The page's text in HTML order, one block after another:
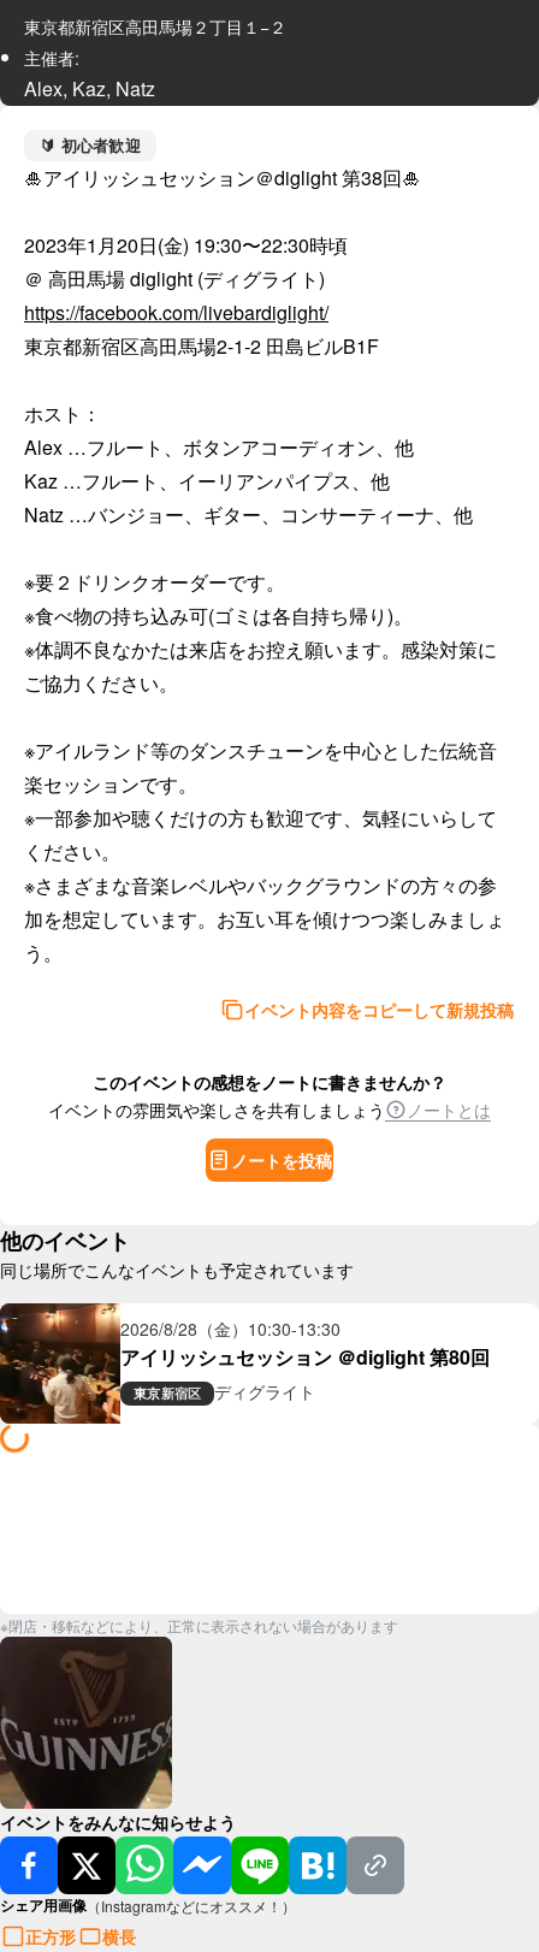
東京都新宿区高田馬場２丁目１−２
主催者:
Alex, Kaz, Natz
🔰 初心者歓迎
🎍アイリッシュセッション＠diglight 第38回🎍
2023年1月20日(金) 19:30〜22:30時頃
https://facebook.com/livebardiglight/
東京都新宿区高田馬場2-1-2 田島ビルB1F
ホスト：
Alex …フルート、ボタンアコーディオン、他
Kaz …フルート、イーリアンパイプス、他
Natz …バンジョー、ギター、コンサーティーナ、他
※要２ドリンクオーダーです。
※食べ物の持ち込み可(ゴミは各自持ち帰り)。
※体調不良なかたは来店をお控え願います。感染対策に
ご協力ください。
※アイルランド等のダンスチューンを中心とした伝統音
楽セッションです。
※一部参加や聴くだけの方も歓迎です、気軽にいらして
ください。
※さまざまな音楽レベルやバックグラウンドの方々の参
加を想定しています。お互い耳を傾けつつ楽しみましょ
う。
イベント内容をコピーして新規投稿
このイベントの感想をノートに書きませんか？
イベントの雰囲気や楽しさを共有しましょう
ノートとは
ノートを投稿
他のイベント
同じ場所でこんなイベントも予定されています
2026/8/28（金） 10:30-13:30
アイリッシュセッション ＠diglight 第80回
東京新宿区 ディグライト
※閉店・移転などにより、正常に表示されない場合があります
イベントをみんなに知らせよう
シェア用画像 （Instagramなどにオススメ！）
正方形 横長